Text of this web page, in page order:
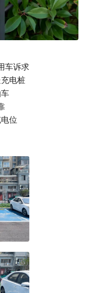
车诉求
电桩
位